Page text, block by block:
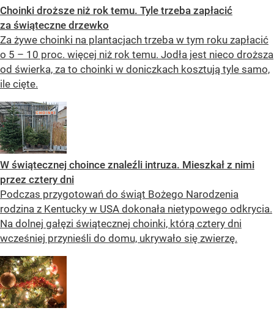
Choinki droższe niż rok temu. Tyle trzeba zapłacić
za świąteczne drzewko
Za żywe choinki na plantacjach trzeba w tym roku zapłacić
o 5 – 10 proc. więcej niż rok temu. Jodła jest nieco droższa
od świerka, za to choinki w doniczkach kosztują tyle samo,
ile cięte.
W świątecznej choince znaleźli intruza. Mieszkał z nimi
przez cztery dni
Podczas przygotowań do świąt Bożego Narodzenia
rodzina z Kentucky w USA dokonała nietypowego odkrycia.
Na dolnej gałęzi świątecznej choinki, którą cztery dni
wcześniej przynieśli do domu, ukrywało się zwierzę.